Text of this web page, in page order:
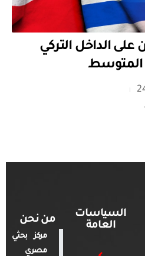
الداخل التركي
المتوسط
السياسات
العامة
من نحن
مركز بحثي
مصري